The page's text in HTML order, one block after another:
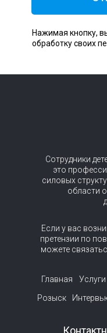
Нажимая кнопку,
обработку своих
Главная Услуги
Розыск
Сотрудники
это
силовых
области
Если у вас
претензии по
можете